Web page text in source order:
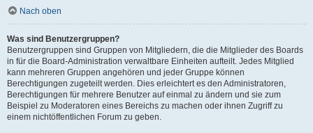
Nach oben
Was sind Benutzergruppen?
Benutzergruppen sind Gruppen von Mitgliedern, die die Mitglieder des Boards
in für die Board-Administration verwaltbare Einheiten aufteilt. Jedes Mitglied
kann mehreren Gruppen angehören und jeder Gruppe können
Berechtigungen zugeteilt werden. Dies erleichtert es den Administratoren,
Berechtigungen für mehrere Benutzer auf einmal zu ändern und sie zum
Beispiel zu Moderatoren eines Bereichs zu machen oder ihnen Zugriff zu
einem nichtöffentlichen Forum zu geben.